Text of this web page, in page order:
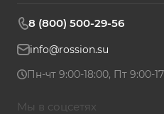
8 (800) 500-29-56
info@rossion.su
Пн-чт 9:00-18:00, Пт 9:00-
Мы в соцсетях